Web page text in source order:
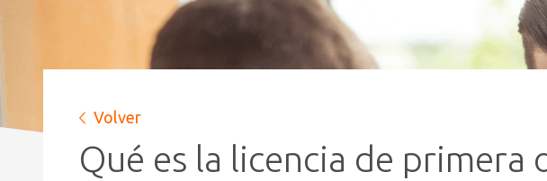
Volver
Qué es la licencia de